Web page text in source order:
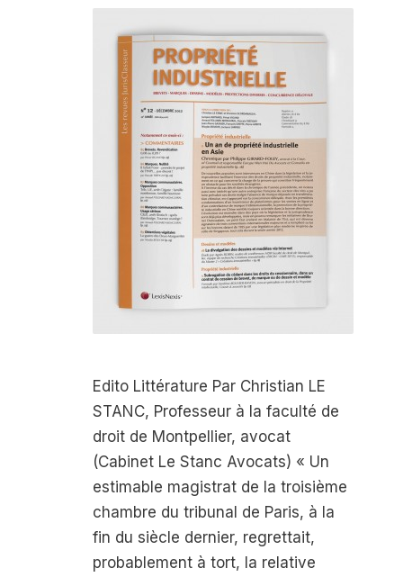
Edito Littérature Par Christian LE
STANC, Professeur à la faculté de
droit de Montpellier, avocat
(Cabinet Le Stanc Avocats) « Un
estimable magistrat de la troi­sième
chambre du tribunal de Paris, à la
fin du siècle dernier, regrettait,
probablement à tort, la relative